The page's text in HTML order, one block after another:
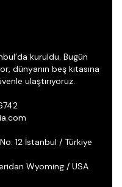
kuruldu. Bugün
dünyanın beş kıtasına
ulaştırıyoruz.
12 İstanbul / Türkiye
Wyoming / USA